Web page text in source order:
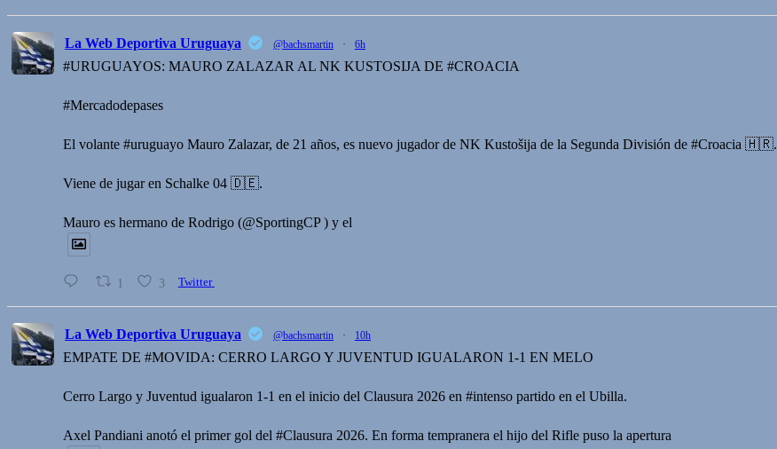
La Web Deportiva Uruguaya @bachsmartin · 6h
#URUGUAYOS: MAURO ZALAZAR AL NK KUSTOSIJA DE #CROACIA
#Mercadodepases
El volante #uruguayo Mauro Zalazar, de 21 años, es nuevo jugador de NK Kustošija de la Segunda División de #Croacia 🇭🇷.
Viene de jugar en Schalke 04 🇩🇪.
Mauro es hermano de Rodrigo (@SportingCP ) y el
1 3 Twitter
La Web Deportiva Uruguaya @bachsmartin · 10h
EMPATE DE #MOVIDA: CERRO LARGO Y JUVENTUD IGUALARON 1-1 EN MELO
Cerro Largo y Juventud igualaron 1-1 en el inicio del Clausura 2026 en #intenso partido en el Ubilla.
Axel Pandiani anotó el primer gol del #Clausura 2026. En forma tempranera el hijo del Rifle puso la apertura